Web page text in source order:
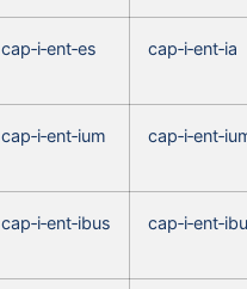
cap‑i‑ent‑es cap‑i‑ent‑ia
cap‑i‑ent‑ium
cap‑i‑ent‑ibus